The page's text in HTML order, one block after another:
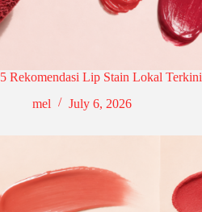
5 Rekomendasi Lip Stain Lokal Terkini
mel
July 6, 2026